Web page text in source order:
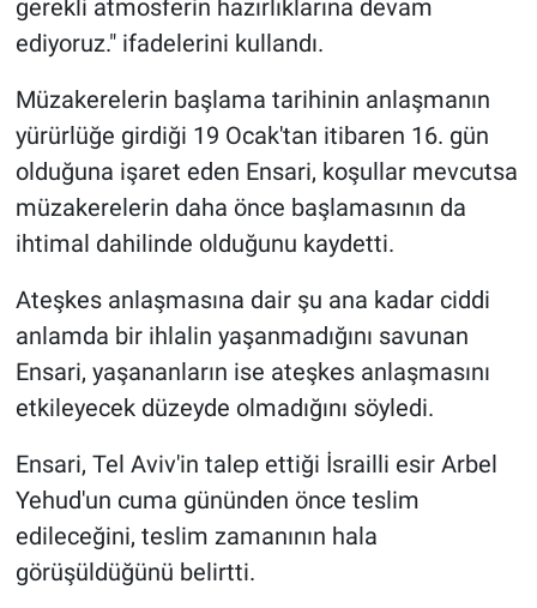
gerekli atmosferin hazırlıklarına devam
ediyoruz." ifadelerini kullandı.
Müzakerelerin başlama tarihinin anlaşmanın
yürürlüğe girdiği 19 Ocak'tan itibaren 16. gün
olduğuna işaret eden Ensari, koşullar mevcutsa
müzakerelerin daha önce başlamasının da
ihtimal dahilinde olduğunu kaydetti.
Ateşkes anlaşmasına dair şu ana kadar ciddi
anlamda bir ihlalin yaşanmadığını savunan
Ensari, yaşananların ise ateşkes anlaşmasını
etkileyecek düzeyde olmadığını söyledi.
Ensari, Tel Aviv'in talep ettiği İsrailli esir Arbel
Yehud'un cuma gününden önce teslim
edileceğini, teslim zamanının hala
görüşüldüğünü belirtti.